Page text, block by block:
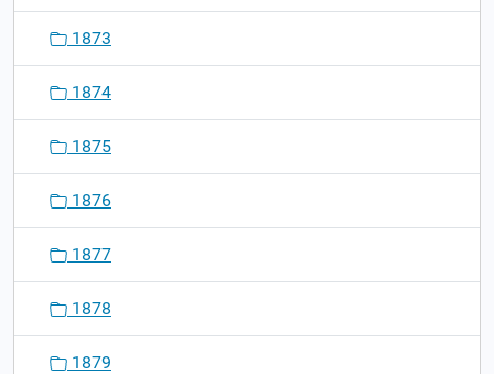
1873
1874
1875
1876
1877
1878
1879